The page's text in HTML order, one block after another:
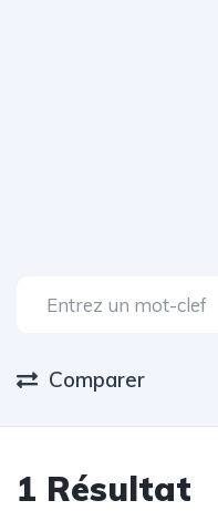
Comparer
1 Résultat